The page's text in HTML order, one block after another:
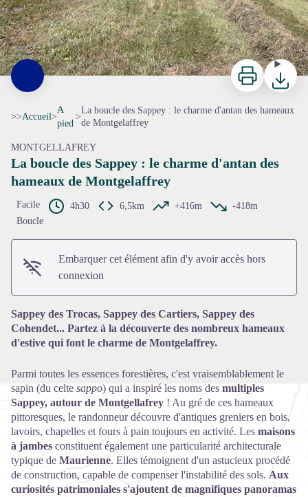
Voir l'image en plein écran
Imprimer
>>Accueil>
A
pied
>
La boucle des Sappey : le charme d'antan des hameaux
de Montgelaffrey
MONTGELLAFREY
La boucle des Sappey : le charme d'antan des
hameaux de Montgelaffrey
Facile 4h30 6,5km +416m
-418m
Boucle
Embarquer cet élément afin d'y avoir accès hors
connexion
Sappey des Trocas, Sappey des Cartiers, Sappey des
Cohendet... Partez à la découverte des nombreux hameaux
d'estive qui font le charme de Montgelaffrey.
Parmi toutes les essences forestières, c'est vraisemblablement le
sapin (du celte sappo) qui a inspiré les noms des multiples
Sappey, autour de Montgellafrey ! Au gré de ces hameaux
pittoresques, le randonneur découvre d'antiques greniers en bois,
lavoirs, chapelles et fours à pain toujours en activité. Les maisons
à jambes constituent également une particularité architecturale
typique de Maurienne. Elles témoignent d'un astucieux procédé
de construction, capable de compenser l'instabilité des sols. Aux
curiosités patrimoniales s'ajoutent de magnifiques panoramas